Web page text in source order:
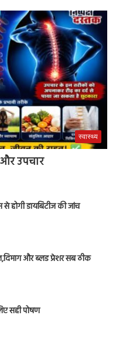
स्वास्थ्य
और उपचार
से होगी डायबिटीज की जांच
और ब्लड प्रेशर सब ठीक
सही पोषण